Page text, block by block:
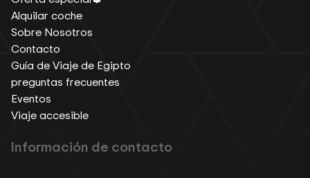
Alquilar coche
Sobre Nosotros
Contacto
Guía de Viaje de Egipto
preguntas frecuentes
Eventos
Viaje accesible
Información de contacto